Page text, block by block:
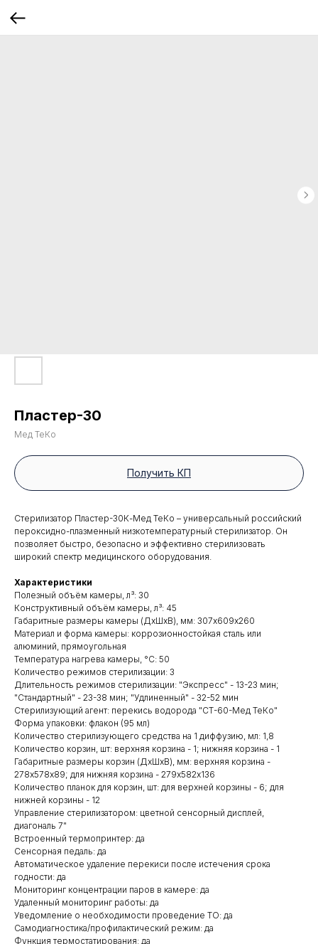
Пластер-30
Мед ТеКо
Получить КП
Стерилизатор Пластер-30К-Мед ТеКо – универсальный российский
пероксидно-плазменный низкотемпературный стерилизатор. Он
позволяет быстро, безопасно и эффективно стерилизовать
широкий спектр медицинского оборудования.
Характеристики
Полезный объём камеры, л³: 30
Конструктивный объём камеры, л³: 45
Габаритные размеры камеры (ДхШхВ), мм: 307х609х260
Материал и форма камеры: коррозионностойкая сталь или
алюминий, прямоугольная
Температура нагрева камеры, °С: 50
Количество режимов стерилизации: 3
Длительность режимов стерилизации: "Экспресс" - 13-23 мин;
"Стандартный" - 23-38 мин; "Удлиненный" - 32-52 мин
Стерилизующий агент: перекись водорода "СТ-60-Мед ТеКо"
Форма упаковки: флакон (95 мл)
Количество стерилизующего средства на 1 диффузию, мл: 1,8
Количество корзин, шт: верхняя корзина - 1; нижняя корзина - 1
Габаритные размеры корзин (ДхШхВ), мм: верхняя корзина -
278х578х89; для нижняя корзина - 279х582х136
Количество планок для корзин, шт: для верхней корзины - 6; для
нижней корзины - 12
Управление стерилизатором: цветной сенсорный дисплей,
диагональ 7"
Встроенный термопринтер: да
Сенсорная педаль: да
Автоматическое удаление перекиси после истечения срока
годности: да
Мониторинг концентрации паров в камере: да
Удаленный мониторинг работы: да
Уведомление о необходимости проведение ТО: да
Самодиагностика/профилактический режим: да
Функция термостатирования: да